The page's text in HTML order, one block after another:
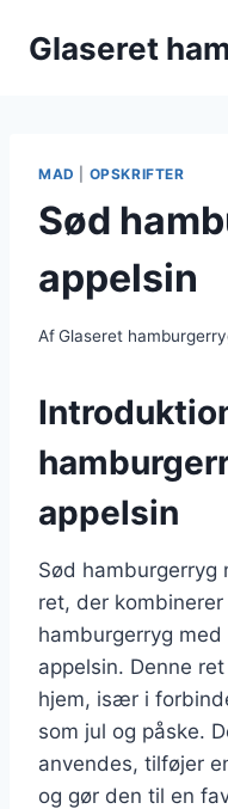
Glaseret
MAD OPSKRIFTER
Sød
appelsin
AfGlaseret
appelsin
Sød hamburgerryg
ret, der
hamburgerryg
appelsin. Denne
hjem, især i
som jul og påske.
anvendes, tilføjer
og gør den til en